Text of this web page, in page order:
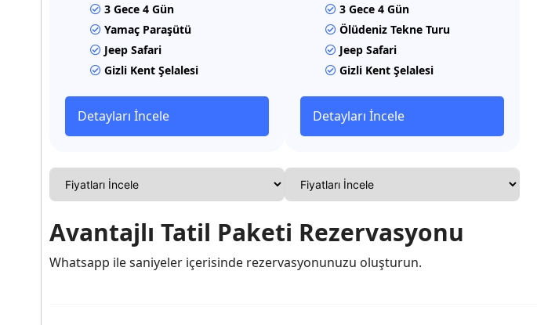
3 Gece 4 Gün
Yamaç Paraşütü
Jeep Safari
Gizli Kent Şelalesi
Detayları İncele
3 Gece 4 Gün
Ölüdeniz Tekne Turu
Jeep Safari
Gizli Kent Şelalesi
Detayları İncele
Avantajlı Tatil Paketi Rezervasyonu
Whatsapp ile saniyeler içerisinde rezervasyonunuzu oluşturun.